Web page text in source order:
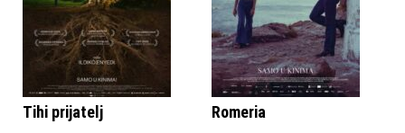
Tihi prijatelj Romeria